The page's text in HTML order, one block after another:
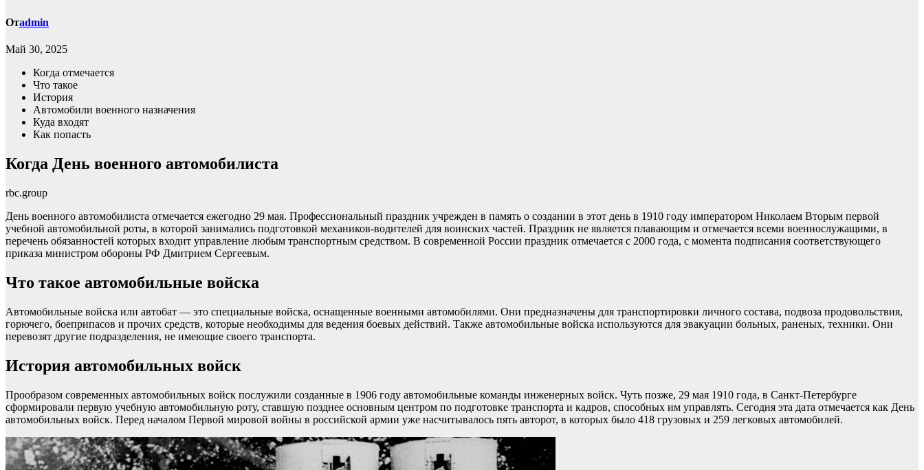
Отadmin
Май 30, 2025
Когда отмечается
Что такое
История
Автомобили военного назначения
Куда входят
Как попасть
Когда День военного автомобилиста
rbc.group
День военного автомобилиста отмечается ежегодно 29 мая. Профессиональный праздник учрежден в память о создании в этот день в 1910 году императором Николаем Вторым первой
учебной автомобильной роты, в которой занимались подготовкой механиков-водителей для воинских частей. Праздник не является плавающим и отмечается всеми военнослужащими, в
перечень обязанностей которых входит управление любым транспортным средством. В современной России праздник отмечается с 2000 года, с момента подписания соответствующего
приказа министром обороны РФ Дмитрием Сергеевым.
Что такое автомобильные войска
Автомобильные войска или автобат — это специальные войска, оснащенные военными автомобилями. Они предназначены для транспортировки личного состава, подвоза продовольствия,
горючего, боеприпасов и прочих средств, которые необходимы для ведения боевых действий. Также автомобильные войска используются для эвакуации больных, раненых, техники. Они
перевозят другие подразделения, не имеющие своего транспорта.
История автомобильных войск
Прообразом современных автомобильных войск послужили созданные в 1906 году автомобильные команды инженерных войск. Чуть позже, 29 мая 1910 года, в Санкт-Петербурге
сформировали первую учебную автомобильную роту, ставшую позднее основным центром по подготовке транспорта и кадров, способных им управлять. Сегодня эта дата отмечается как День
автомобильных войск. Перед началом Первой мировой войны в российской армии уже насчитывалось пять авторот, в которых было 418 грузовых и 259 легковых автомобилей.